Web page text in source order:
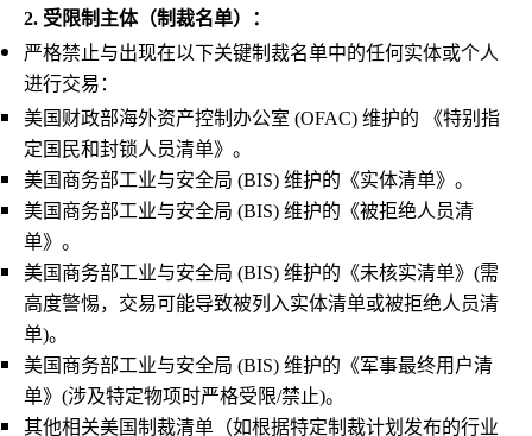
2. 受限制主体（制裁名单）：
严格禁止与出现在以下关键制裁名单中的任何实体或个人
进行交易：
美国财政部海外资产控制办公室 (OFAC) 维护的 《特别指
定国民和封锁人员清单》。
美国商务部工业与安全局 (BIS) 维护的《实体清单》。
美国商务部工业与安全局 (BIS) 维护的《被拒绝人员清
单》。
美国商务部工业与安全局 (BIS) 维护的《未核实清单》(需
高度警惕，交易可能导致被列入实体清单或被拒绝人员清
单)。
美国商务部工业与安全局 (BIS) 维护的《军事最终用户清
单》(涉及特定物项时严格受限/禁止)。
其他相关美国制裁清单（如根据特定制裁计划发布的行业